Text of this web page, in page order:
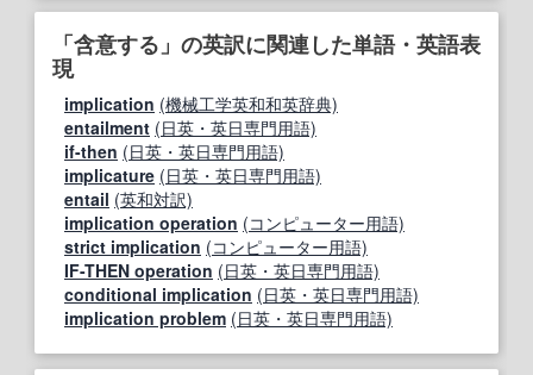
「含意する」の英訳に関連した単語・英語表
現
implication (機械工学英和和英辞典)
entailment (日英・英日専門用語)
if-then (日英・英日専門用語)
implicature (日英・英日専門用語)
entail (英和対訳)
implication operation (コンピューター用語)
strict implication (コンピューター用語)
IF-THEN operation (日英・英日専門用語)
conditional implication (日英・英日専門用語)
implication problem (日英・英日専門用語)